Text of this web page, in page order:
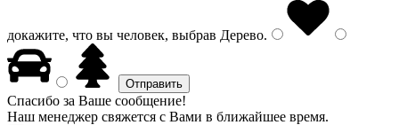
докажите, что вы человек, выбрав Дерево.
Спасибо за Ваше сообщение!
Наш менеджер свяжется с Вами в ближайшее время.